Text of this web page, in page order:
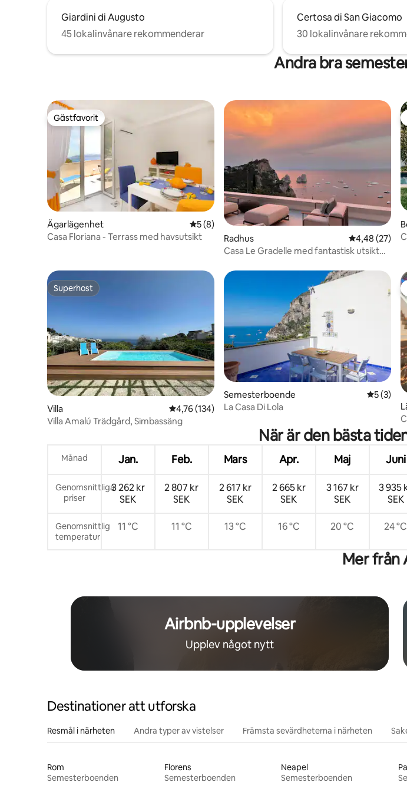
Giardini di Augusto
45 lokalinvånare rekommenderar
Certosa di San Giacomo
30 lokalinvånare
Andra bra
Gästfavorit
Gästfavorit
Ägarlägenhet 5 av 5 i genomsnittligt betyg, 8 omdömen
5 (8)
Casa Floriana - Terrass med havsutsikt
Radhus 4,48 av 5 i
4,48 (27)
Casa Le Gradelle med fantastisk utsikt
Superhost
Superhost
Villa 4,76 av 5 i genomsnittligt betyg, 134 omdömen
4,76 (134)
Villa Amalú Trädgård, Simbassäng
Semesterboende 5 av 5 i
5 (3)
La Casa Di Lola
När är den bästa
Månad Jan. Feb. Mars Apr. Maj Juni
Genomsnittliga
priser
3 262 kr
SEK
2 807 kr
SEK
2 617 kr
SEK
2 665 kr
SEK
3 167 kr
SEK
3 935
SEK
Genomsnittlig
temperatur
11 °C 11 °C 13 °C 16 °C 20 °C 24 °C
Mer från
Airbnb-upplevelser
Upplev något nytt
Destinationer att utforska
Resmål i närheten Andra typer av vistelser Främsta sevärdheterna i närheten
Rom
Semesterboenden
Florens
Semesterboenden
Neapel
Semesterboenden